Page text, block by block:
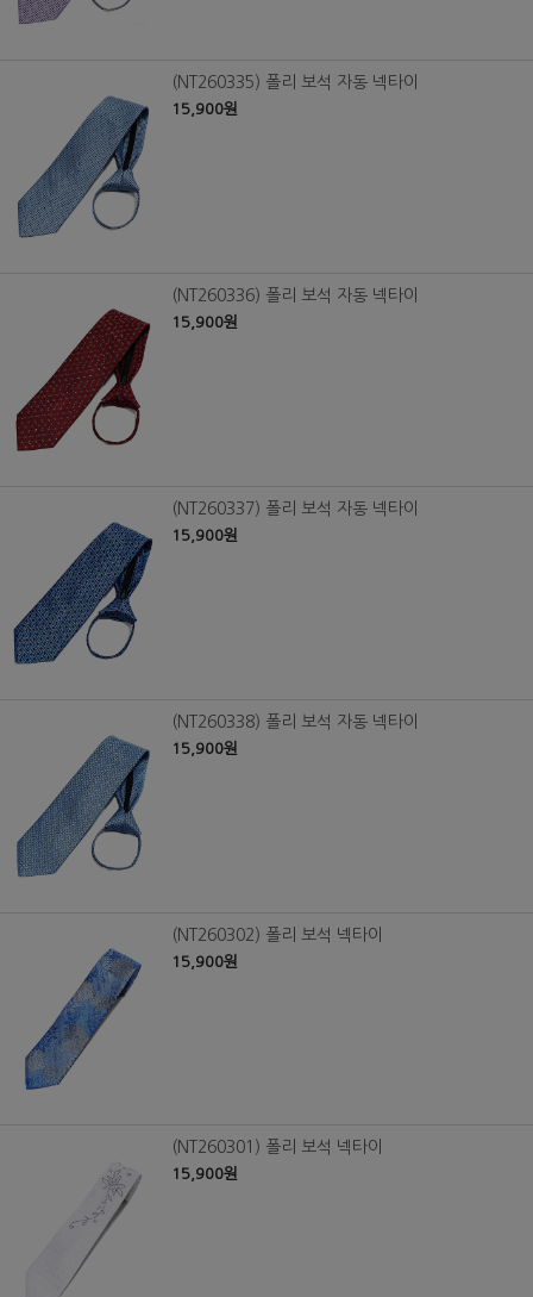
(NT260335) 폴리 보석 자동 넥타이
15,900원
(NT260336) 폴리 보석 자동 넥타이
15,900원
(NT260337) 폴리 보석 자동 넥타이
15,900원
(NT260338) 폴리 보석 자동 넥타이
15,900원
(NT260302) 폴리 보석 넥타이
15,900원
(NT260301) 폴리 보석 넥타이
15,900원